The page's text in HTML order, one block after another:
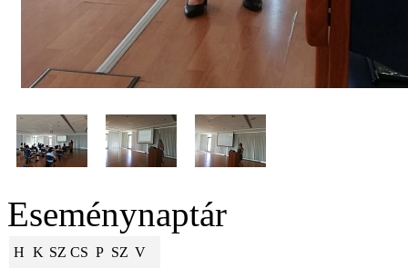
Eseménynaptár
H K SZ CS P SZ V